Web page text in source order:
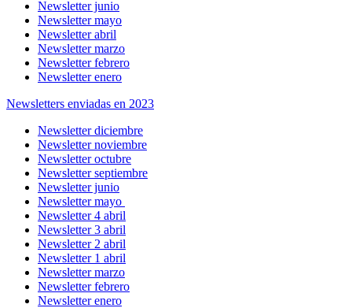
Newsletter junio
Newsletter mayo
Newsletter abril
Newsletter marzo
Newsletter febrero
Newsletter enero
Newsletters enviadas en 2023
Newsletter diciembre
Newsletter noviembre
Newsletter octubre
Newsletter septiembre
Newsletter junio
Newsletter mayo
Newsletter 4 abril
Newsletter 3 abril
Newsletter 2 abril
Newsletter 1 abril
Newsletter marzo
Newsletter febrero
Newsletter enero